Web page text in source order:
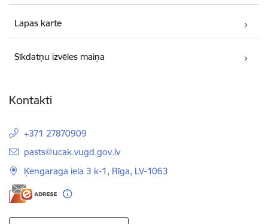
Lapas karte
Sīkdatņu izvēles maiņa
Kontakti
+371 27870909
E-pasts:
pasts@ucak.vugd.gov.lv
Ķengaraga iela 3 k-1, Rīga, LV-1063